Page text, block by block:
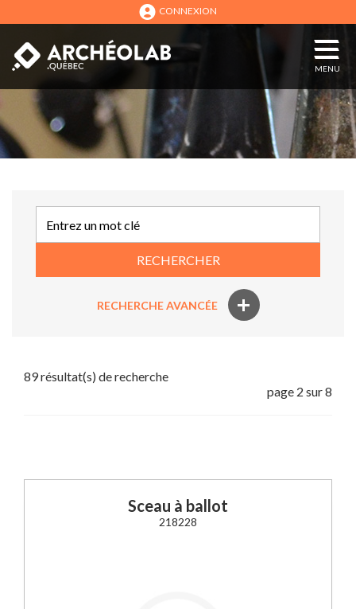
CONNEXION
MENU
RECHERCHER
RECHERCHE AVANCÉE +
89 résultat(s) de recherche
page 2 sur 8
Sceau à ballot
218228